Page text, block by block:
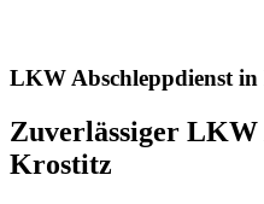
LKW Abschleppdienst
Zuverlässiger LKW
Krostitz